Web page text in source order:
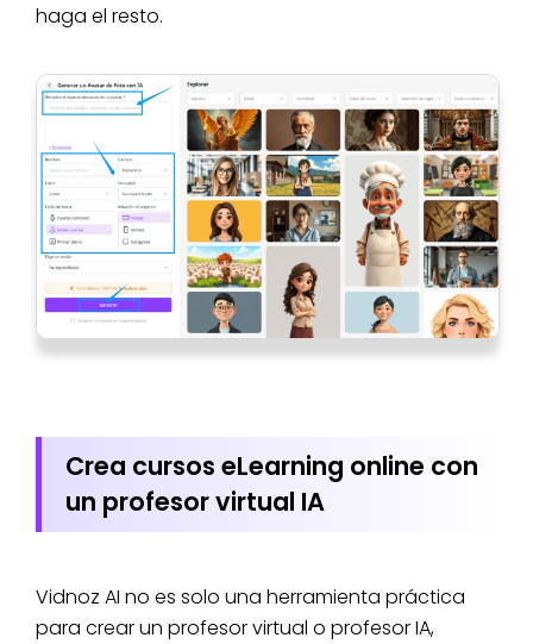
haga el resto.
Crea cursos eLearning online con
un profesor virtual IA
Vidnoz AI no es solo una herramienta práctica
para crear un profesor virtual o profesor IA,